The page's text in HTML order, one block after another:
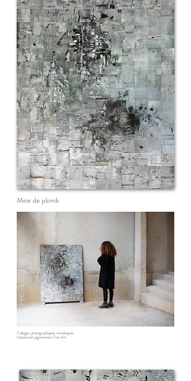
Mine de plomb
Collages photographiques numériques
Impression pigmentaire Fine Art